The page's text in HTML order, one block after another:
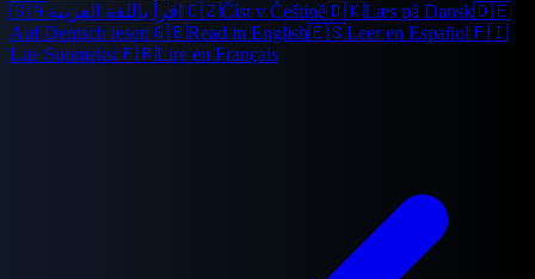
🇸🇦اقرأ باللغة العربية 🇨🇿Číst v Češtině🇩🇰Læs på Dansk🇩🇪
Auf Deutsch lesen🇬🇧Read in English🇪🇸Leer en Español🇫🇮
Lue Suomeksi🇫🇷Lire en Français